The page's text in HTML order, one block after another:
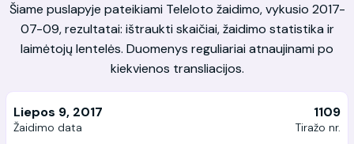
Šiame puslapyje pateikiami Teleloto žaidimo, vykusio 2017-
07-09, rezultatai: ištraukti skaičiai, žaidimo statistika ir
laimėtojų lentelės. Duomenys reguliariai atnaujinami po
kiekvienos transliacijos.
Liepos 9, 2017
Žaidimo data
1109
Tiražo nr.